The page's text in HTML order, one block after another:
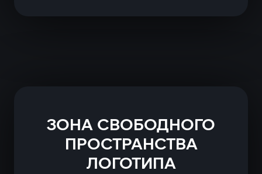
ЗОНА СВОБОДНОГО
ПРОСТРАНСТВА
ЛОГОТИПА